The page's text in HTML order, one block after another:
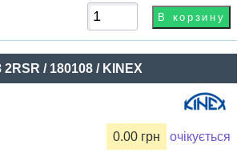
/ 180108 / KINEX
0.00 грн очікується